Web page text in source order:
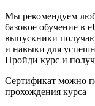
Мы рекомендуем
базовое обучение в
выпускники
и навыки для
Пройди курс и
Сертификат можно
прохождения курса